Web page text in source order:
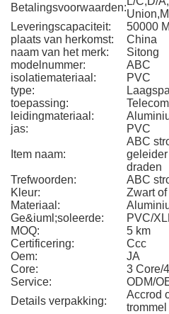
Betalingsvoorwaarden:
Leveringscapaciteit:
50000
plaats van herkomst:
China
naam van het merk:
Sitong
modelnummer:
ABC
isolatiemateriaal:
PVC
type:
toepassing:
leidingmateriaal:
jas:
PVC
Item naam:
ABC
draden
Trefwoorden:
ABC
Kleur:
Zwart
Materiaal:
Ge&iuml;soleerde:
PVC/
MOQ:
5 km
Certificering:
Ccc
Oem:
JA
Core:
3 Core/
Service:
ODM/
Details verpakking:
Accrod